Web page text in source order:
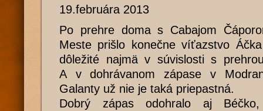
19.februára 2013
Po prehre doma s Cabajom
Meste prišlo konečne víťazstvo
dôležité najmä v súvislosti s
A v dohrávanom zápase v
Galanty už nie je taká priepastná.
Dobrý zápas odohralo aj